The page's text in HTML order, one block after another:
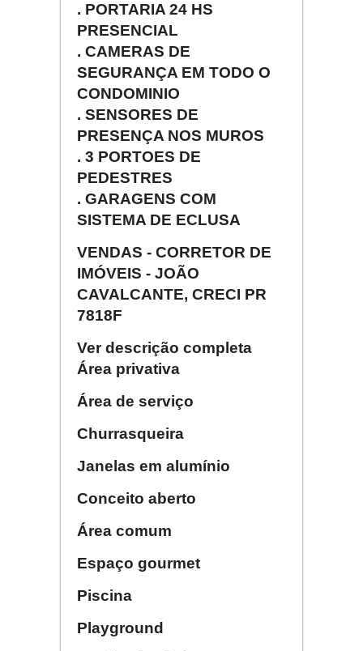
. PORTARIA 24 HS
PRESENCIAL
. CAMERAS DE
SEGURANÇA EM TODO O
CONDOMINIO
. SENSORES DE
PRESENÇA NOS MUROS
. 3 PORTOES DE
PEDESTRES
. GARAGENS COM
SISTEMA DE ECLUSA
VENDAS - CORRETOR DE
IMÓVEIS - JOÃO
CAVALCANTE, CRECI PR
7818F
Ver descrição completa
Área privativa
Área de serviço
Churrasqueira
Janelas em alumínio
Conceito aberto
Área comum
Espaço gourmet
Piscina
Playground